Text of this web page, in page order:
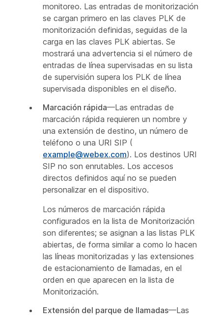
monitoreo. Las entradas de monitorización
se cargan primero en las claves PLK de
monitorización definidas, seguidas de la
carga en las claves PLK abiertas. Se
mostrará una advertencia si el número de
entradas de línea supervisadas en su lista
de supervisión supera los PLK de línea
supervisada disponibles en el diseño.
Marcación rápida—Las entradas de
marcación rápida requieren un nombre y
una extensión de destino, un número de
teléfono o una URI SIP (
example@webex.com). Los destinos URI
SIP no son enrutables. Los accesos
directos definidos aquí no se pueden
personalizar en el dispositivo.
Los números de marcación rápida
configurados en la lista de Monitorización
son diferentes; se asignan a las listas PLK
abiertas, de forma similar a como lo hacen
las líneas monitorizadas y las extensiones
de estacionamiento de llamadas, en el
orden en que aparecen en la lista de
Monitorización.
Extensión del parque de llamadas—Las